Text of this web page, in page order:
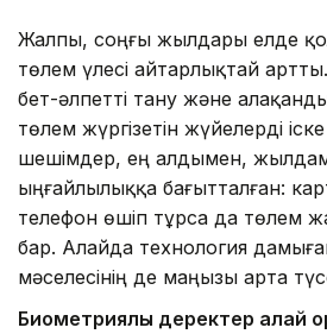
Жалпы, соңғы жылдары елде
төлем үлесі айтарлықтай
бет-әлпетті тану және
төлем жүргізетін жүйелерді
шешімдер, ең алдымен,
ыңғайлылыққа бағытталған:
телефон өшіп тұрса да төлем
бар. Алайда технология
мәселесінің де маңызы арта
Биометриялық деректер қалай